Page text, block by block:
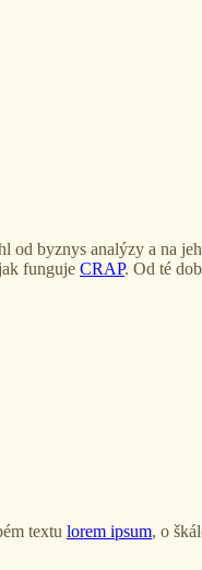
byznys analýzy a na
funguje CRAP. Od té
textu lorem ipsum, o